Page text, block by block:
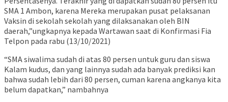
SMA 1 Ambon, karena Mereka merupakan pusat pelaksanan
Vaksin di sekolah sekolah yang dilaksanakan oleh BIN
daerah,”ungkapnya kepada Wartawan saat di Konfirmasi Fia
Telpon pada rabu (13/10/2021)
“SMA siwalima sudah di atas 80 persen untuk guru dan siswa
Kalam kudus, dan yang lainnya sudah ada banyak prediksi kan
bahwa sudah lebih dari 80 persen, cuman karena angkanya kita
belum dapatkan,” nambahnya